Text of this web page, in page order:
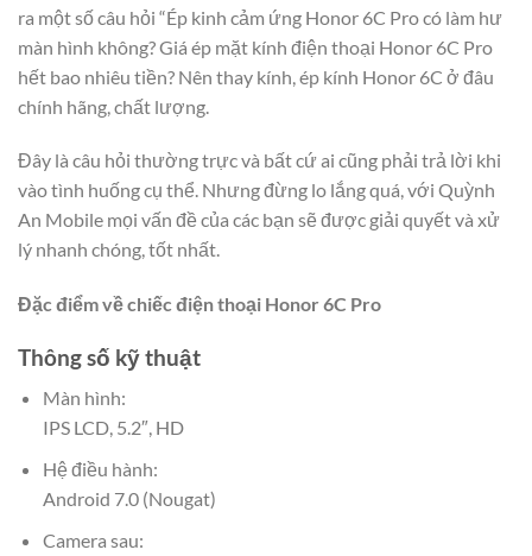
ra một số câu hỏi “Ép kinh cảm ứng Honor 6C Pro có làm hư
màn hình không? Giá ép mặt kính điện thoại Honor 6C Pro
hết bao nhiêu tiền? Nên thay kính, ép kính Honor 6C ở đâu
chính hãng, chất lượng.
Đây là câu hỏi thường trực và bất cứ ai cũng phải trả lời khi
vào tình huống cụ thể. Nhưng đừng lo lắng quá, với Quỳnh
An Mobile mọi vấn đề của các bạn sẽ được giải quyết và xử
lý nhanh chóng, tốt nhất.
Đặc điểm về chiếc điện thoại Honor 6C Pro
Thông số kỹ thuật
Màn hình:
IPS LCD, 5.2″, HD
Hệ điều hành:
Android 7.0 (Nougat)
Camera sau: